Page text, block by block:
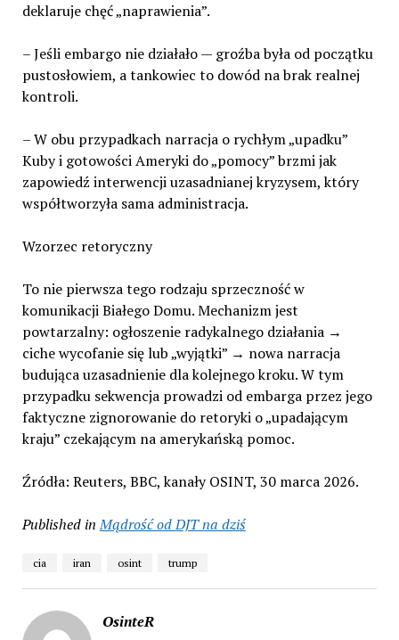
deklaruje chęć „naprawienia”.
– Jeśli embargo nie działało — groźba była od początku
pustosłowiem, a tankowiec to dowód na brak realnej
kontroli.
– W obu przypadkach narracja o rychłym „upadku”
Kuby i gotowości Ameryki do „pomocy” brzmi jak
zapowiedź interwencji uzasadnianej kryzysem, który
współtworzyła sama administracja.
Wzorzec retoryczny
To nie pierwsza tego rodzaju sprzeczność w
komunikacji Białego Domu. Mechanizm jest
powtarzalny: ogłoszenie radykalnego działania →
ciche wycofanie się lub „wyjątki” → nowa narracja
budująca uzasadnienie dla kolejnego kroku. W tym
przypadku sekwencja prowadzi od embarga przez jego
faktyczne zignorowanie do retoryki o „upadającym
kraju” czekającym na amerykańską pomoc.
Źródła: Reuters, BBC, kanały OSINT, 30 marca 2026.
Published in Mądrość od DJT na dziś
cia iran osint trump
OsinteR